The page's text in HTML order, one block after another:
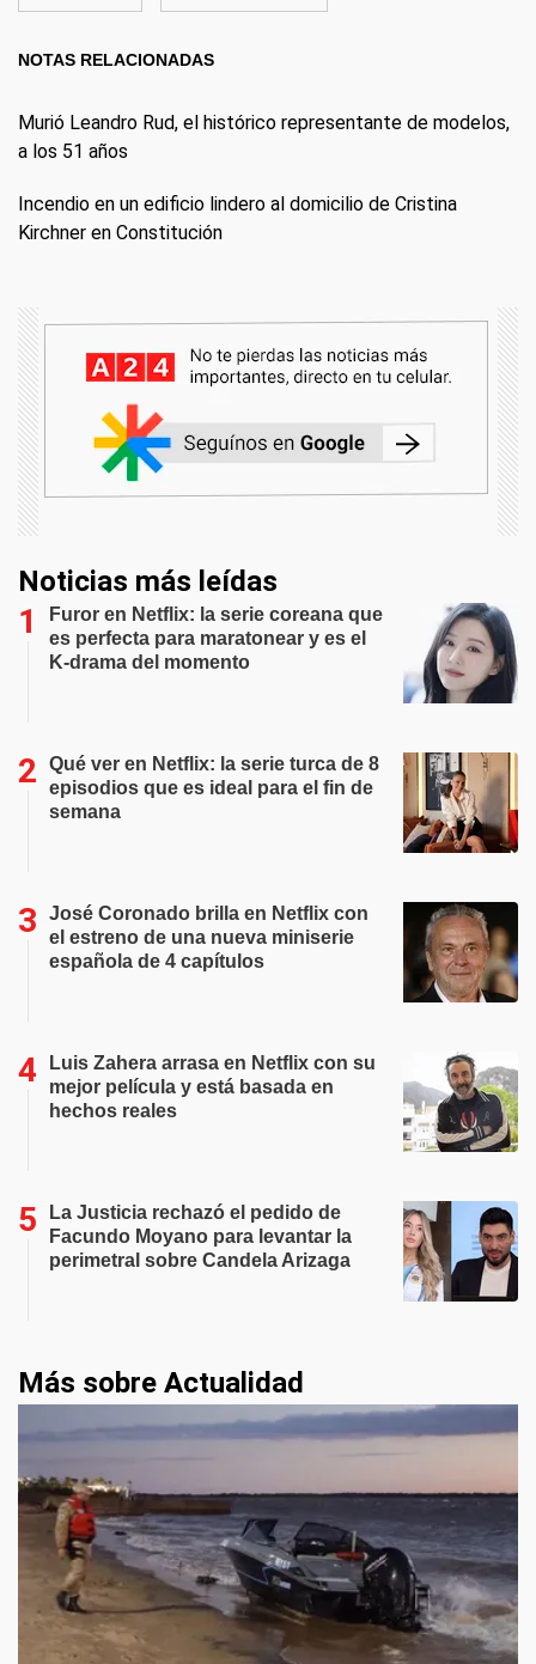
NOTAS RELACIONADAS
Murió Leandro Rud, el histórico representante de modelos,
a los 51 años
Incendio en un edificio lindero al domicilio de Cristina
Kirchner en Constitución
Noticias más leídas
Furor en Netflix: la serie coreana que
es perfecta para maratonear y es el
K-drama del momento
Qué ver en Netflix: la serie turca de 8
episodios que es ideal para el fin de
semana
José Coronado brilla en Netflix con
el estreno de una nueva miniserie
española de 4 capítulos
Luis Zahera arrasa en Netflix con su
mejor película y está basada en
hechos reales
La Justicia rechazó el pedido de
Facundo Moyano para levantar la
perimetral sobre Candela Arizaga
Más sobre Actualidad